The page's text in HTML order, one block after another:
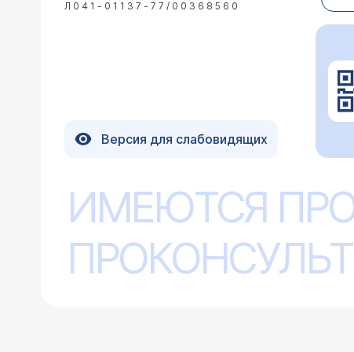
Уважаемый Александр
нам сделали плановую прививку в
врачу(андрологу) мы сейчас не
больницу, чтобы врач
увеличивается,
Л041-01137-77/00368560
Версия для слабовидящих
ИМЕЮТСЯ